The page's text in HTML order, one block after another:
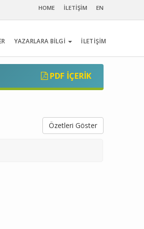
HOME İLETİŞİM EN
YAZARLARA BİLGİ İLETİŞİM
PDF İÇERIK
Özetleri Göster